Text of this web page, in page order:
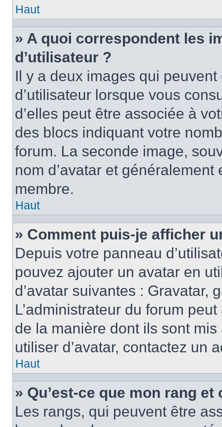
Haut
» A quoi correspondent les
d’utilisateur ?
Il y a deux images qui
d’utilisateur lorsque vous
d’elles peut être associée à
des blocs indiquant votre
forum. La seconde image,
nom d’avatar et
membre.
Haut
» Comment puis-je afficher
Depuis votre panneau
pouvez ajouter un avatar en
d’avatar suivantes : Gravatar,
L’administrateur du forum
de la manière dont ils sont
utiliser d’avatar, contactez un
Haut
» Qu’est-ce que mon rang
Les rangs, qui peuvent être